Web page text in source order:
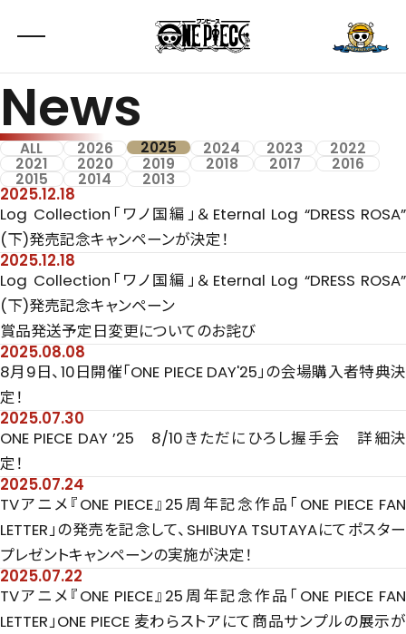
News
ALL 2026 2025 2024 2023
2022
2021
2020 2019 2018 2017
2016
2015
2014 2013
2025.12.18
Log Collection「ワノ国編」＆Eternal Log “DRESS ROSA”
(下)発売記念キャンペーンが決定！
2025.12.18
Log Collection「ワノ国編」＆Eternal Log “DRESS ROSA”
(下)発売記念キャンペーン
賞品発送予定日変更についてのお詫び
2025.08.08
8月9日、10日開催「ONE PIECE DAY'25」の会場購入者特典決
定！
2025.07.30
ONE PIECE DAY ’25 8/10きただにひろし握手会 詳細決
定！
2025.07.24
TVアニメ『ONE PIECE』25周年記念作品「ONE PIECE FAN
LETTER」の発売を記念して、SHIBUYA TSUTAYAにてポスター
プレゼントキャンペーンの実施が決定！
2025.07.22
TVアニメ『ONE PIECE』25周年記念作品「ONE PIECE FAN
LETTER」ONE PIECE 麦わらストアにて商品サンプルの展示が